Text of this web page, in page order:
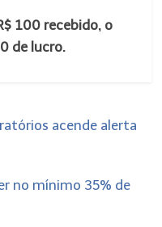
100 recebido, o
de lucro.
acende alerta
no mínimo 35% de